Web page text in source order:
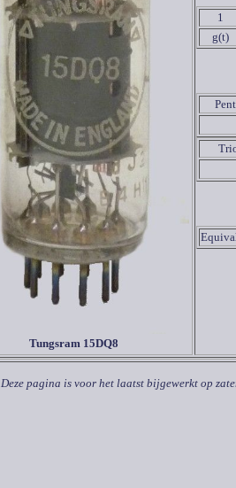
Tungsram 15DQ8
1
g(t)
Deze pagina is voor het laatst bijgewerkt op